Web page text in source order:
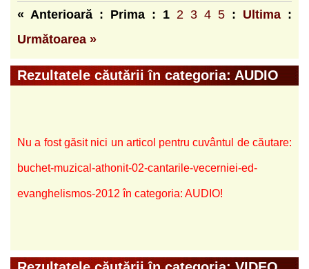
« Anterioară : Prima : 1 2 3 4 5 : Ultima :
Următoarea »
Rezultatele căutării în categoria: AUDIO
Nu a fost găsit nici un articol pentru cuvântul de căutare:
buchet-muzical-athonit-02-cantarile-vecerniei-ed-
evanghelismos-2012 în categoria: AUDIO!